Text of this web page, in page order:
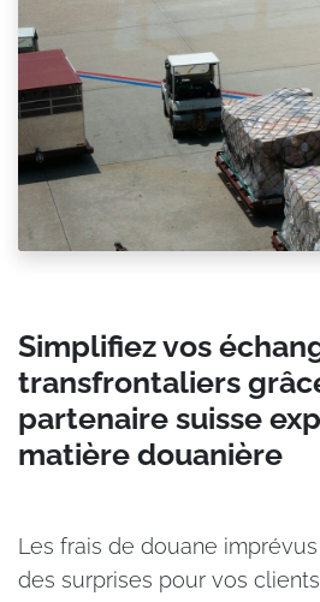
Simplifiez vos
transfrontaliers
partenaire suisse
matière douanière​
Les frais de douane
des surprises pour vos